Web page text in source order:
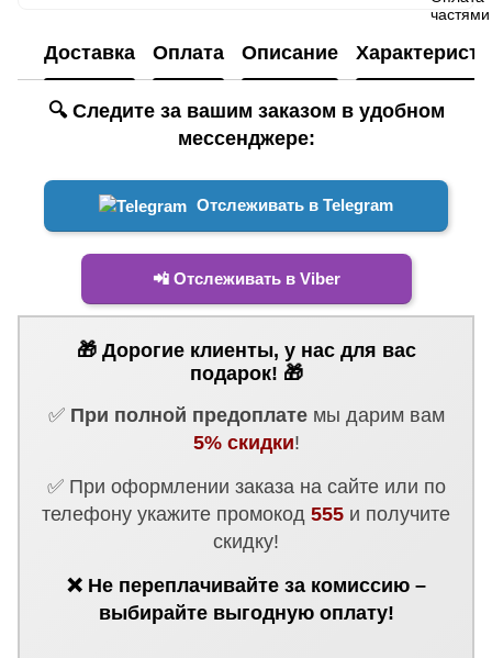
Доставка Оплата Описание
🔍 Следите за вашим заказом в удобном
мессенджере:
Отслеживать в Telegram
📲 Отслеживать в Viber
🎁 Дорогие клиенты, у нас для вас
подарок! 🎁
✅ При полной предоплатемы дарим вам
5% скидки!
✅ При оформлении заказа на сайте или по
телефону укажите промокод 555 и получите
скидку!
❌ Не переплачивайте за комиссию –
выбирайте выгодную оплату!